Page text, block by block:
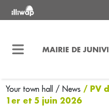
MAIRIE DE
Your town hall / News / PV
1er et 5 juin 2026